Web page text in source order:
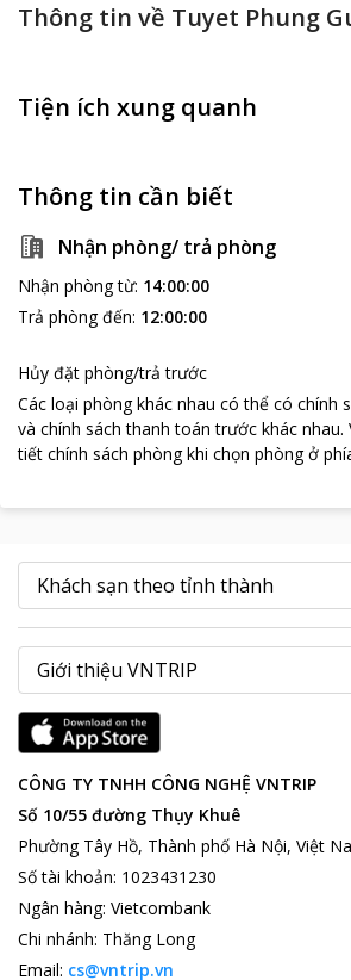
Thông tin về Tuyet Phung
Tiện ích xung quanh
Thông tin cần biết
Nhận phòng/ trả phòng
Nhận phòng từ: 14:00:00
Trả phòng đến: 12:00:00
Hủy đặt phòng/trả trước
Các loại phòng khác nhau có thể có chính
và chính sách thanh toán trước khác nhau.
tiết chính sách phòng khi chọn phòng ở
CÔNG TY TNHH CÔNG NGHỆ VNTRIP
Số 10/55 đường Thụy Khuê
Phường Tây Hồ, Thành phố Hà Nội, Việt
Số tài khoản: 1023431230
Ngân hàng: Vietcombank
Chi nhánh: Thăng Long
Email: cs@vntrip.vn